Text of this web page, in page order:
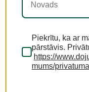
Novads
Piekrītu, ka ar
pārstāvis.
https://
mums/